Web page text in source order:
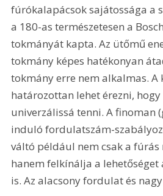
fúrókalapácsok sajátossága a
a 180-as természetesen a
tokmányát kapta. Az ütőmű
tokmány képes hatékonyan
tokmány erre nem alkalmas. A
határozottan lehet érezni,
univerzálissá tenni. A finoman
induló fordulatszám-
váltó például nem csak a fúrás
hanem felkínálja a lehetőséget
is. Az alacsony fordulat és